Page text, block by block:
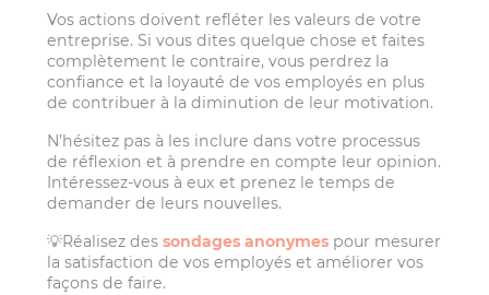
Vos actions doivent refléter les valeurs de votre
entreprise. Si vous dites quelque chose et faites
complètement le contraire, vous perdrez la
confiance et la loyauté de vos employés en plus
de contribuer à la diminution de leur motivation.
N’hésitez pas à les inclure dans votre processus
de réflexion et à prendre en compte leur opinion.
Intéressez-vous à eux et prenez le temps de
demander de leurs nouvelles.
💡Réalisez dessondages anonymes pour mesurer
la satisfaction de vos employés et améliorer vos
façons de faire.